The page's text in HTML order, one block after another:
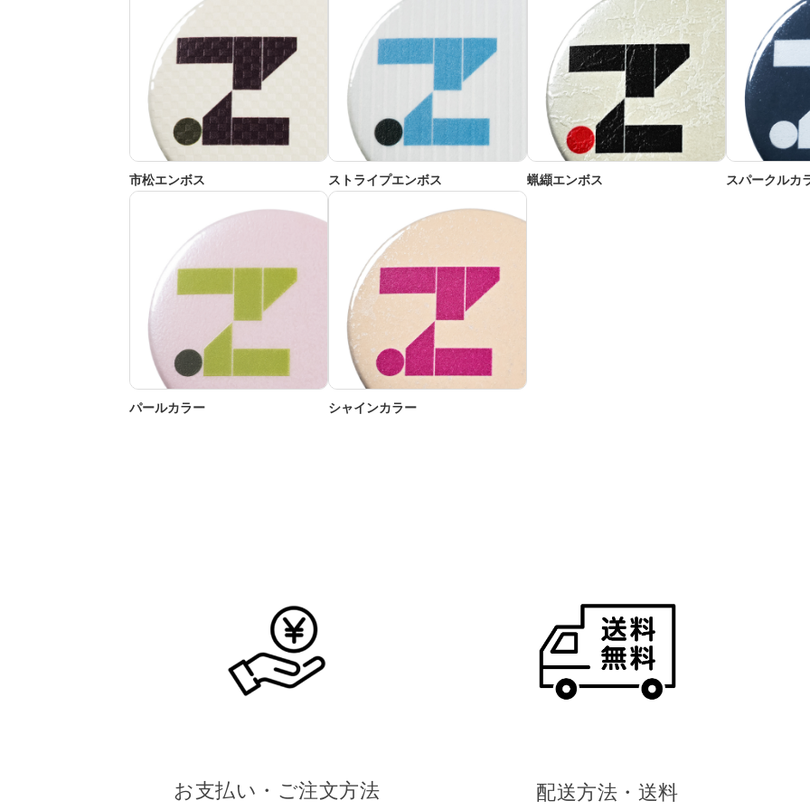
市松エンボス ストライプエンボス 蝋纈エンボス スパークルカ
パールカラー シャインカラー
お支払い・ご注文方法 配送方法・送料